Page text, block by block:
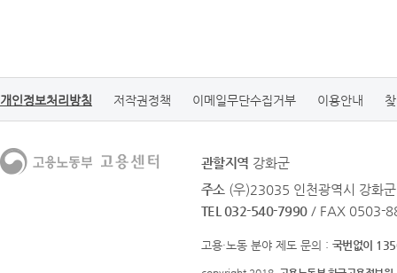
개인정보처리방침 저작권정책 이메일무단수집거부 이용안내
관할지역 강화군
주소 (우)23035 인천광역시 강화
TEL 032-540-7990 / FAX 0503-
고용·노동 분야 제도 문의 : 국번없이